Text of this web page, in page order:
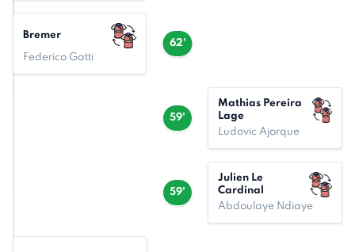
62'
Bremer
Federico Gatti
59'
Mathias Pereira
Lage
Ludovic Ajorque
59'
Julien Le
Cardinal
Abdoulaye Ndiaye